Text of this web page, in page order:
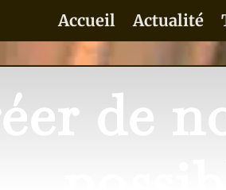
Accueil Actualité
de